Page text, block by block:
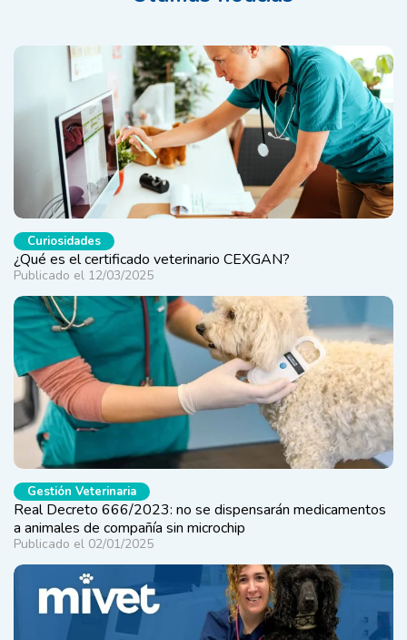
Curiosidades
¿Qué es el certificado veterinario CEXGAN?
Publicado el 12/03/2025
Gestión Veterinaria
Real Decreto 666/2023: no se dispensarán medicamentos
a animales de compañía sin microchip
Publicado el 02/01/2025